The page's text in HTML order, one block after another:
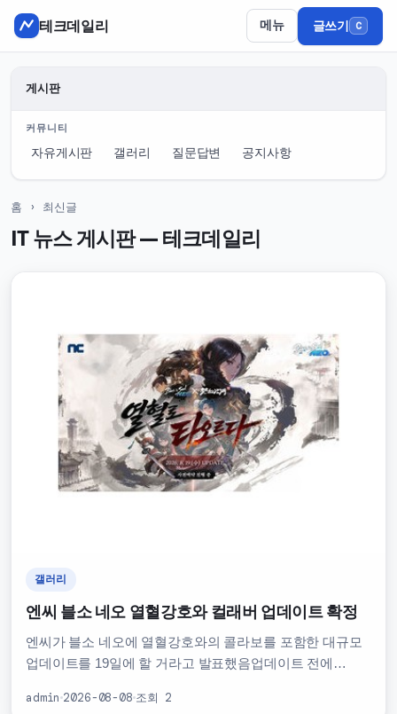
테크데일리 메뉴 글쓰기 C
게시판
커뮤니티
자유게시판 갤러리 질문답변 공지사항
홈 › 최신글
IT 뉴스 게시판 — 테크데일리
갤러리
엔씨 블소 네오 열혈강호와 컬래버 업데이트 확정
엔씨가 블소 네오에 열혈강호와의 콜라보를 포함한 대규모
업데이트를 19일에 할 거라고 발표했음업데이트 전에
콘텐츠 추가뿐만 아니라 신규 콘텐츠도 추가될
admin 2026-08-08 조회 2